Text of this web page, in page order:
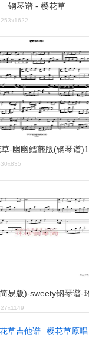
钢琴谱 - 樱花草
-幽幽鳕蘼版(钢琴谱)1
草吉他谱 樱花草原唱